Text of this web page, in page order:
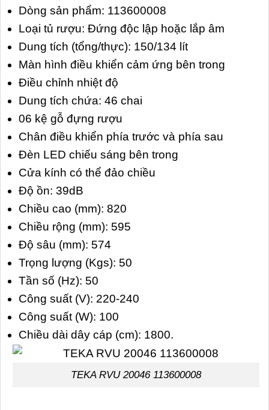
Dòng sản phẩm: 113600008
Loại tủ rượu: Đứng độc lập hoặc lắp âm
Dung tích (tổng/thực): 150/134 lít
Màn hình điều khiển cảm ứng bên trong
Điều chỉnh nhiệt độ
Dung tích chứa: 46 chai
06 kệ gỗ đựng rượu
Chân điều khiển phía trước và phía sau
Đèn LED chiếu sáng bên trong
Cửa kính có thể đảo chiều
Độ ồn: 39dB
Chiều cao (mm): 820
Chiều rộng (mm): 595
Độ sâu (mm): 574
Trọng lượng (Kgs): 50
Tần số (Hz): 50
Công suất (V): 220-240
Công suất (W): 100
Chiều dài dây cáp (cm): 1800.
TEKA RVU 20046 113600008